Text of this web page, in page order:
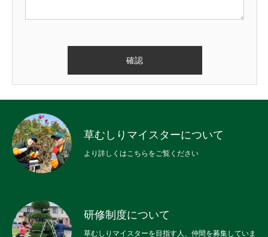
草むしりマイスターについて
より詳しくはこちらをご覧ください
研修制度について
草むしりマイスターを目指す人、仲間を募集していま